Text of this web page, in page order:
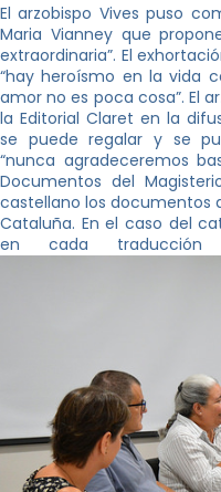
El arzobispo Vives puso
Maria Vianney que
extraordinaria”. El
“hay heroísmo en la vida
amor no es poca cosa”. El
la Editorial Claret en la
se puede regalar y se
“nunca agradeceremos
Documentos del
castellano los documentos
Cataluña. En el caso del
en cada traducción